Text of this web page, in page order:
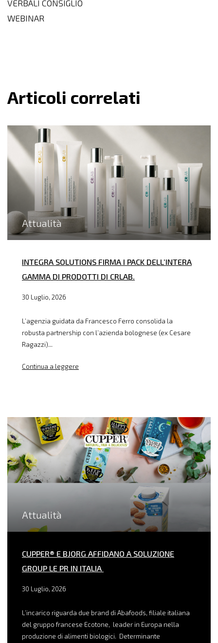
VERBALI CONSIGLIO
WEBINAR
Articoli correlati
Attualità
INTEGRA SOLUTIONS FIRMA I PACK DELL’INTERA
GAMMA DI PRODOTTI DI CRLAB.
30 Luglio, 2026
L’agenzia guidata da Francesco Ferro consolida la
robusta partnership con l’azienda bolognese (ex Cesare
Ragazzi)...
Continua a leggere
Attualità
CUPPER® E BJORG AFFIDANO A SOLUZIONE
GROUP LE PR IN ITALIA
30 Luglio, 2026
L’incarico riguarda due brand di Abafoods, filiale italiana
del gruppo francese Ecotone, leader in Europa nella
produzione di alimenti biologici. Determinante